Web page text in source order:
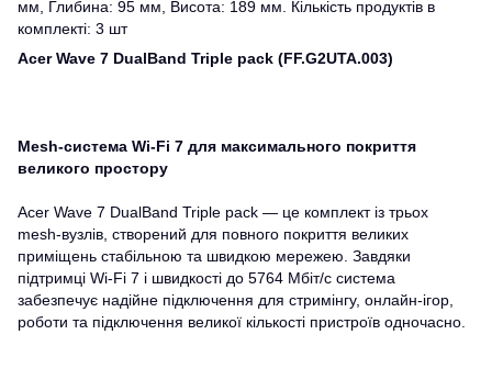
мм, Глибина: 95 мм, Висота: 189 мм. Кількість продуктів в
комплекті: 3 шт
Acer Wave 7 DualBand Triple pack (FF.G2UTA.003)
Mesh-система Wi-Fi 7 для максимального покриття
великого простору
Acer Wave 7 DualBand Triple pack — це комплект із трьох
mesh-вузлів, створений для повного покриття великих
приміщень стабільною та швидкою мережею. Завдяки
підтримці Wi-Fi 7 і швидкості до 5764 Мбіт/с система
забезпечує надійне підключення для стримінгу, онлайн-ігор,
роботи та підключення великої кількості пристроїв одночасно.